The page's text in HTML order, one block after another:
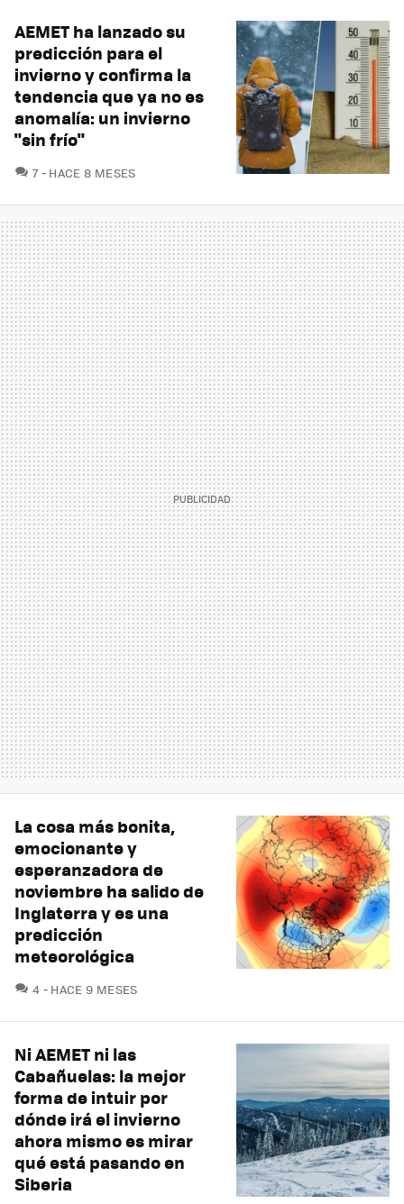
AEMET ha lanzado su
predicción para el
invierno y confirma la
tendencia que ya no es
anomalía: un invierno
"sin frío"
7COMENTARIOS
HACE 8 MESES
La cosa más bonita,
emocionante y
esperanzadora de
noviembre ha salido de
Inglaterra y es una
predicción
meteorológica
4 COMENTARIOS
HACE 9 MESES
Ni AEMET ni las
Cabañuelas: la mejor
forma de intuir por
dónde irá el invierno
ahora mismo es mirar
qué está pasando en
Siberia